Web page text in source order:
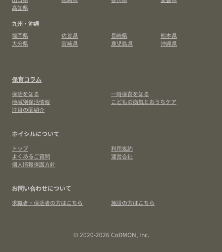
高知県
九州・沖縄
福岡県
佐賀県 長崎県
熊本県
大分県
宮崎県 鹿児島県 沖縄県
保育コラム
保活を知る
一時保育を知る
地域別保活情報
こどもの病気とおうちケア
注目の園紹介
ホイシルについて
トップ
利用規約
よくあるご質問
運営会社
個人情報保護方針
お問い合わせについて
求職者・保活者の方はこちら 施設の方はこちら
© 2020-2026 CoDMON, Inc.